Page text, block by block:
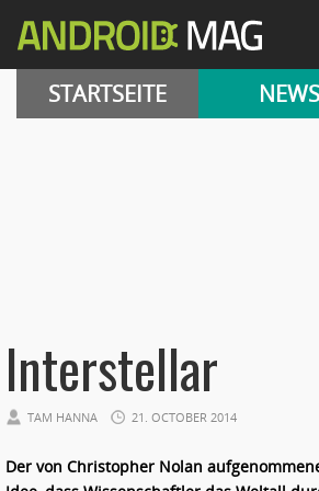
STARTSEITE NEWS
Interstellar
TAM HANNA 21. OCTOBER 2014
Der von Christopher Nolan